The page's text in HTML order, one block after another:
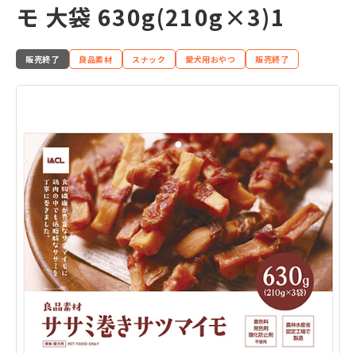
モ 大袋 630g(210g×3)1
販売終了 良品素材 スナック 愛犬用おやつ 販売終了